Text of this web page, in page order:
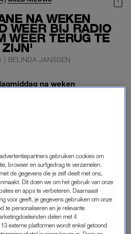
NA WEKEN
WEER BIJ RADIO
WEER TERUG TE
ZIJN'
| BELINDA JANSSEN
na weken
de middagshow van
tijd afwezig doordat er bij zijn
hersentumor was gevonden.
hij het “ontzettend fijn” vindt om
om in de studio te zitten. “Ik
jaar niet geweest ben. Er is
in mijn leven.” Dane had
advertentiepartners gebruiken cookies om
browser en surfgedrag te verzamelen.
de gegevens die je zelf deelt met ons,
Dit doen we om het gebruik van onze
en apps te verbeteren. Daarnaast
voor geeft, je gegevens gebruiken om onze
te personaliseren en je relevante
delen met 4
externe platformen wordt enkel getoond